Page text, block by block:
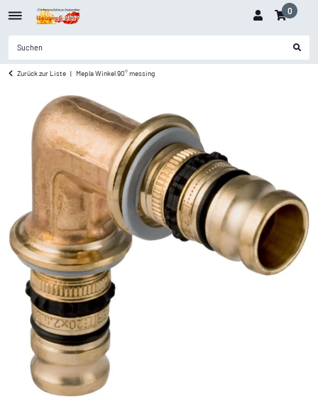
0
Zurück zur Liste Mepla Winkel 90° messing